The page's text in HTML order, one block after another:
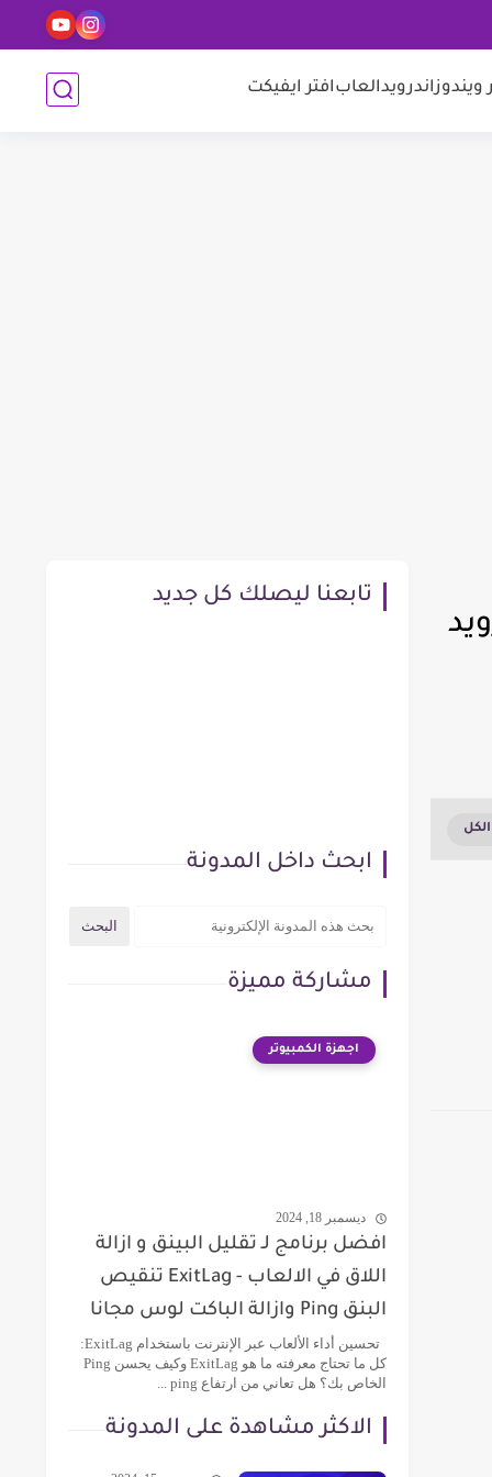
ويندوزاندرويدالعابافتر ايفيكت
تابعنا ليصلك كل جديد
ابحث داخل المدونة
مشاركة مميزة
اجهزة الكمبيوتر
ديسمبر 18, 2024
افضل برنامج لـ تقليل البينق و ازالة
اللاق في الالعاب - ExitLag تنقيص
البنق Ping وازالة الباكت لوس مجانا
تحسين أداء الألعاب عبر الإنترنت باستخدام ExitLag:
كل ما تحتاج معرفته ما هو ExitLag وكيف يحسن Ping
الخاص بك؟ هل تعاني من ارتفاع ping ...
الاكثر مشاهدة على المدونة